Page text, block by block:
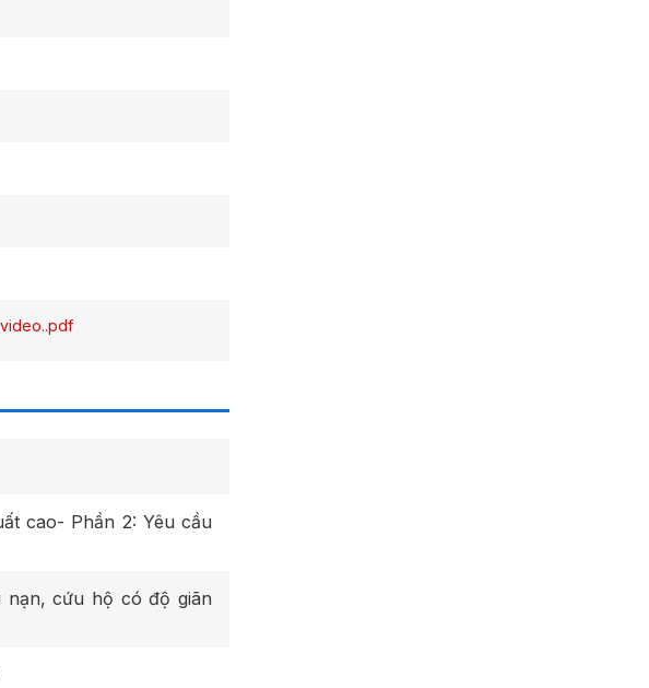
cao- Phần 2: Yêu cầu
nạn, cứu hộ có độ giãn